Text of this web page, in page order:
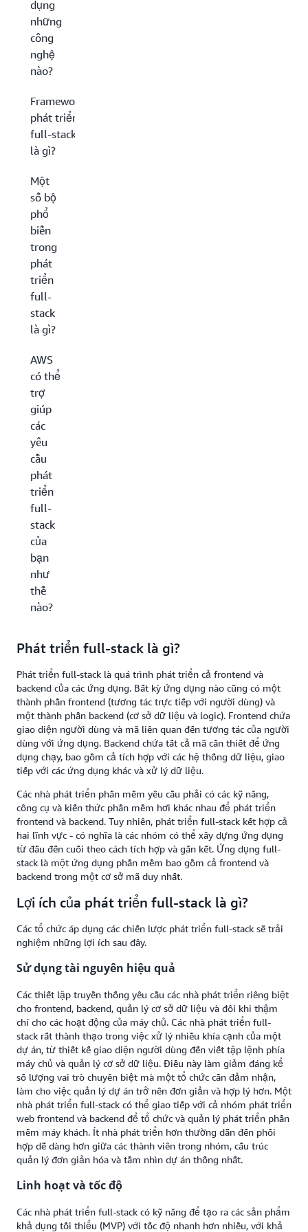
dụng
những
công
nghệ
nào?
Framework
phát triển
full-stack
là gì?
Một
số bộ
phổ
biến
trong
phát
triển
full-
stack
là gì?
AWS
có thể
trợ
giúp
các
yêu
cầu
phát
triển
full-
stack
của
bạn
như
thế
nào?
Phát triển full-stack là gì?
Phát triển full-stack là quá trình phát triển cả frontend và
backend của các ứng dụng. Bất kỳ ứng dụng nào cũng có một
thành phần frontend (tương tác trực tiếp với người dùng) và
một thành phần backend (cơ sở dữ liệu và logic). Frontend chứa
giao diện người dùng và mã liên quan đến tương tác của người
dùng với ứng dụng. Backend chứa tất cả mã cần thiết để ứng
dụng chạy, bao gồm cả tích hợp với các hệ thống dữ liệu, giao
tiếp với các ứng dụng khác và xử lý dữ liệu.
Các nhà phát triển phần mềm yêu cầu phải có các kỹ năng,
công cụ và kiến thức phần mềm hơi khác nhau để phát triển
frontend và backend. Tuy nhiên, phát triển full-stack kết hợp cả
hai lĩnh vực - có nghĩa là các nhóm có thể xây dựng ứng dụng
từ đầu đến cuối theo cách tích hợp và gắn kết. Ứng dụng full-
stack là một ứng dụng phần mềm bao gồm cả frontend và
backend trong một cơ sở mã duy nhất.
Lợi ích của phát triển full-stack là gì?
Các tổ chức áp dụng các chiến lược phát triển full-stack sẽ trải
nghiệm những lợi ích sau đây.
Sử dụng tài nguyên hiệu quả
Các thiết lập truyền thống yêu cầu các nhà phát triển riêng biệt
cho frontend, backend, quản lý cơ sở dữ liệu và đôi khi thậm
chí cho các hoạt động của máy chủ. Các nhà phát triển full-
stack rất thành thạo trong việc xử lý nhiều khía cạnh của một
dự án, từ thiết kế giao diện người dùng đến viết tập lệnh phía
máy chủ và quản lý cơ sở dữ liệu. Điều này làm giảm đáng kể
số lượng vai trò chuyên biệt mà một tổ chức cần đảm nhận,
làm cho việc quản lý dự án trở nên đơn giản và hợp lý hơn. Một
nhà phát triển full-stack có thể giao tiếp với cả nhóm phát triển
web frontend và backend để tổ chức và quản lý phát triển phần
mềm máy khách. Ít nhà phát triển hơn thường dẫn đến phối
hợp dễ dàng hơn giữa các thành viên trong nhóm, cấu trúc
quản lý đơn giản hóa và tầm nhìn dự án thống nhất.
Linh hoạt và tốc độ
Các nhà phát triển full-stack có kỹ năng để tạo ra các sản phẩm
khả dụng tối thiểu (MVP) với tốc độ nhanh hơn nhiều, với khả